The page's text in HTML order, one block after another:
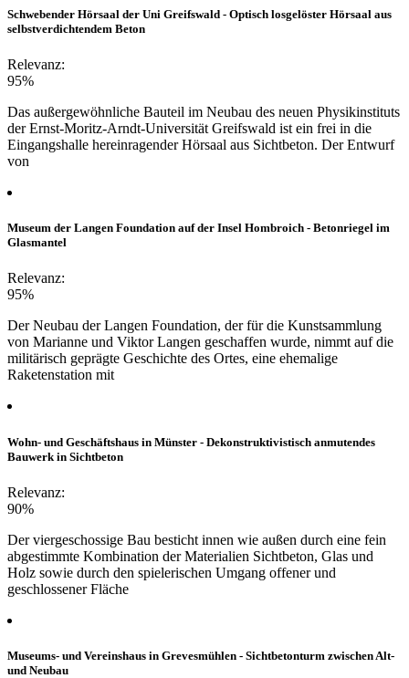
Schwebender Hörsaal der Uni Greifswald - Optisch losgelöster Hörsaal aus
selbstverdichtendem Beton
Relevanz:
95%
Das außergewöhnliche Bauteil im Neubau des neuen Physikinstituts
der Ernst-Moritz-Arndt-Universität Greifswald ist ein frei in die
Eingangshalle hereinragender Hörsaal aus Sichtbeton. Der Entwurf
von
Museum der Langen Foundation auf der Insel Hombroich - Betonriegel im
Glasmantel
Relevanz:
95%
Der Neubau der Langen Foundation, der für die Kunstsammlung
von Marianne und Viktor Langen geschaffen wurde, nimmt auf die
militärisch geprägte Geschichte des Ortes, eine ehemalige
Raketenstation mit
Wohn- und Geschäftshaus in Münster - Dekonstruktivistisch anmutendes
Bauwerk in Sichtbeton
Relevanz:
90%
Der viergeschossige Bau besticht innen wie außen durch eine fein
abgestimmte Kombination der Materialien Sichtbeton, Glas und
Holz sowie durch den spielerischen Umgang offener und
geschlossener Fläche
Museums- und Vereinshaus in Grevesmühlen - Sichtbetonturm zwischen Alt-
und Neubau